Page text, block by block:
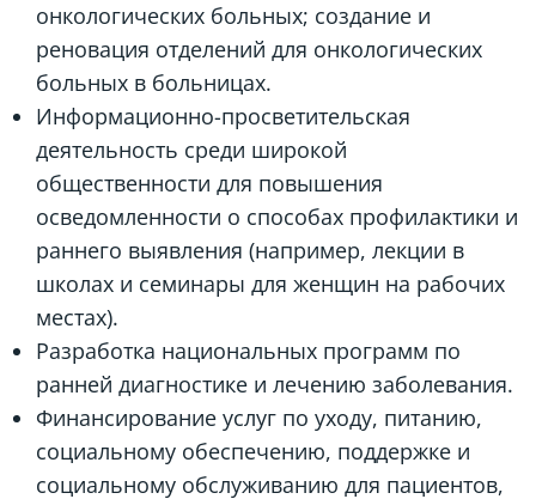
онкологических больных; создание и
реновация отделений для онкологических
больных в больницах.
Информационно-просветительская
деятельность среди широкой
общественности для повышения
осведомленности о способах профилактики и
раннего выявления (например, лекции в
школах и семинары для женщин на рабочих
местах).
Разработка национальных программ по
ранней диагностике и лечению заболевания.
Финансирование услуг по уходу, питанию,
социальному обеспечению, поддержке и
социальному обслуживанию для пациентов,